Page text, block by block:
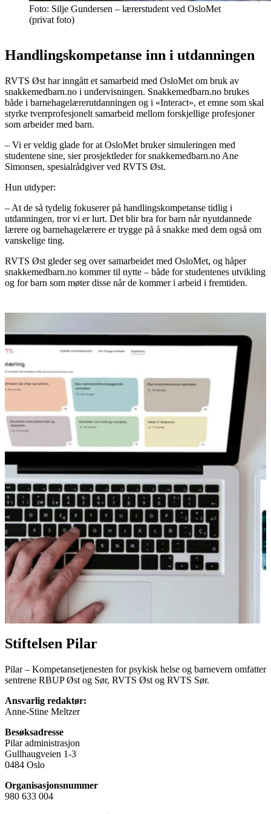
Foto: Silje Gundersen – lærerstudent ved OsloMet
(privat foto)
Handlingskompetanse inn i utdanningen
RVTS Øst har inngått et samarbeid med OsloMet om bruk av
snakkemedbarn.no i undervisningen. Snakkemedbarn.no brukes
både i barnehagelærerutdanningen og i «Interact», et emne som skal
styrke tverrprofesjonelt samarbeid mellom forskjellige profesjoner
som arbeider med barn.
– Vi er veldig glade for at OsloMet bruker simuleringen med
studentene sine, sier prosjektleder for snakkemedbarn.no Ane
Simonsen, spesialrådgiver ved RVTS Øst.
Hun utdyper:
– At de så tydelig fokuserer på handlingskompetanse tidlig i
utdanningen, tror vi er lurt. Det blir bra for barn når nyutdannede
lærere og barnehagelærere er trygge på å snakke med dem også om
vanskelige ting.
RVTS Øst gleder seg over samarbeidet med OsloMet, og håper
snakkemedbarn.no kommer til nytte – både for studentenes utvikling
og for barn som møter disse når de kommer i arbeid i fremtiden.
Flere nyheter
6. juli 2026
RVTS Sør
Arendalsuka – Hvordan går vi fra kunnskap til
handling?
RBUP Øst og Sør
Nedlastbar verktøykasse: Kunnskaps­modellen –
Barnets behov i sentrum
28. april 2026
RVTS Sør
Trygge samtaler er lansert
Stiftelsen Pilar
Pilar – Kompetansetjenesten for psykisk helse og barnevern omfatter
sentrene RBUP Øst og Sør, RVTS Øst og RVTS Sør.
Ansvarlig redaktør:
Anne-Stine Meltzer
Besøksadresse
Pilar administrasjon
Gullhaugveien 1-3
0484 Oslo
Organisasjons­nummer
980 633 004